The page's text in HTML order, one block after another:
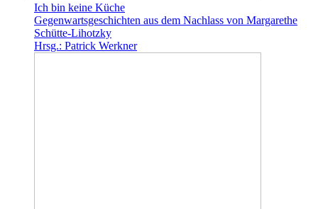
Ich bin keine Küche
Gegenwartsgeschichten aus dem Nachlass von Margarethe
Schütte-Lihotzky
Hrsg.: Patrick Werkner